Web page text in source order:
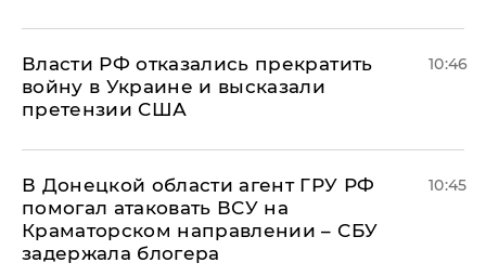
Власти РФ отказались прекратить
войну в Украине и высказали
претензии США
10:46
В Донецкой области агент ГРУ РФ
помогал атаковать ВСУ на
Краматорском направлении – СБУ
задержала блогера
10:45